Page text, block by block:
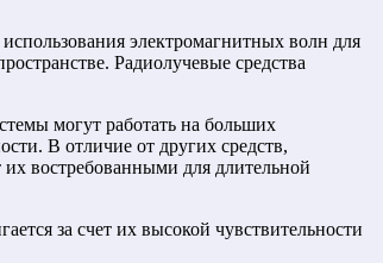
электромагнитных волн для
Радиолучевые средства
могут работать на больших
В отличие от других средств,
востребованными для длительной
за счет их высокой чувствительности